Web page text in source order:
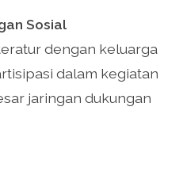
Sosial
dengan keluarga
dalam kegiatan
jaringan dukungan